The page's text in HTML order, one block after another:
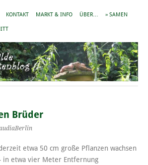
KONTAKT MARKT & INFO ÜBER… » SAMEN
Brüder
etwa 50 cm große Pflanzen wachsen
in etwa vier Meter Entfernung